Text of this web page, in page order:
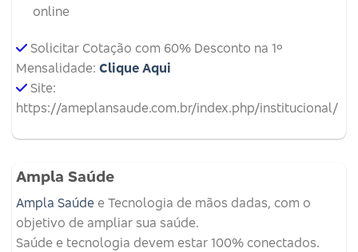
online
Solicitar Cotação com 60% Desconto na 1º
Mensalidade: Clique Aqui
Site:
https://ameplansaude.com.br/index.php/institucional/
Ampla Saúde
Ampla Saúde e Tecnologia de mãos dadas, com o
objetivo de ampliar sua saúde.
Saúde e tecnologia devem estar 100% conectados.